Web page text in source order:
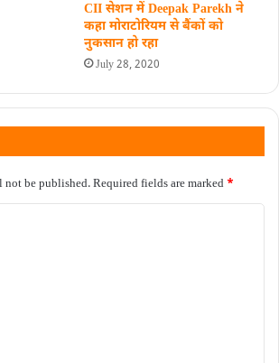
CII सेशन में Deepak Parekh ने
कहा मोराटोरियम से बैंकों को
नुकसान हो रहा
July 28, 2020
not be published.Required fields are marked *